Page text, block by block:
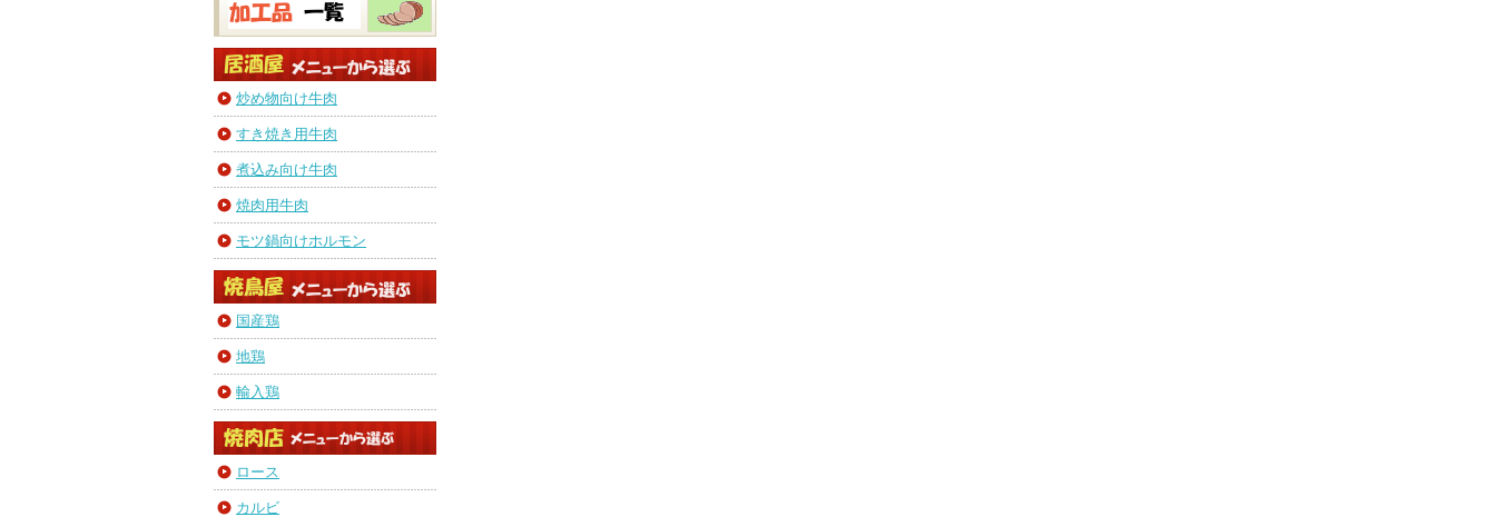
炒め物向け牛肉
すき焼き用牛肉
煮込み向け牛肉
焼肉用牛肉
モツ鍋向けホルモン
国産鶏
地鶏
輸入鶏
ロース
カルビ